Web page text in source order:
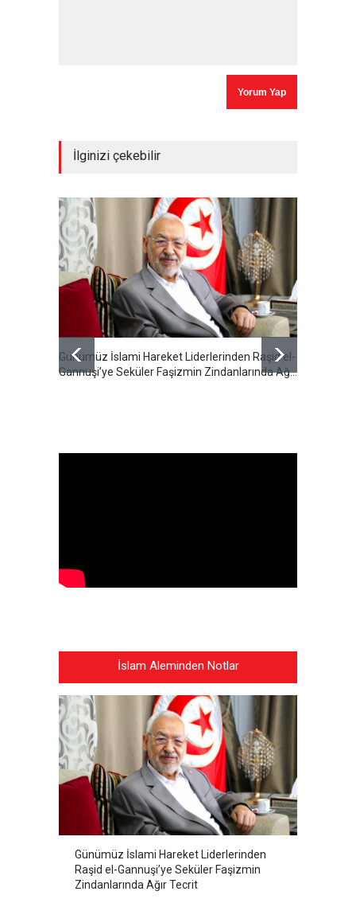
İlginizi çekebilir
Günümüz İslami Hareket Liderlerinden Raşid el-
Gannuşi’ye Seküler Faşizmin Zindanlarında Ağır
İslam Aleminden Notlar
Günümüz İslami Hareket Liderlerinden
Raşid el-Gannuşi’ye Seküler Faşizmin
Zindanlarında Ağır Tecrit